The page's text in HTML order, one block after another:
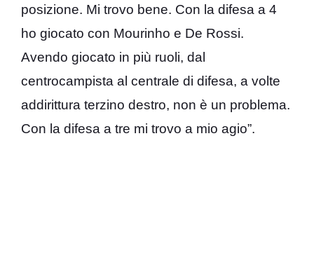
posizione. Mi trovo bene. Con la difesa a 4
ho giocato con Mourinho e De Rossi.
Avendo giocato in più ruoli, dal
centrocampista al centrale di difesa, a volte
addirittura terzino destro, non è un problema.
Con la difesa a tre mi trovo a mio agio”.